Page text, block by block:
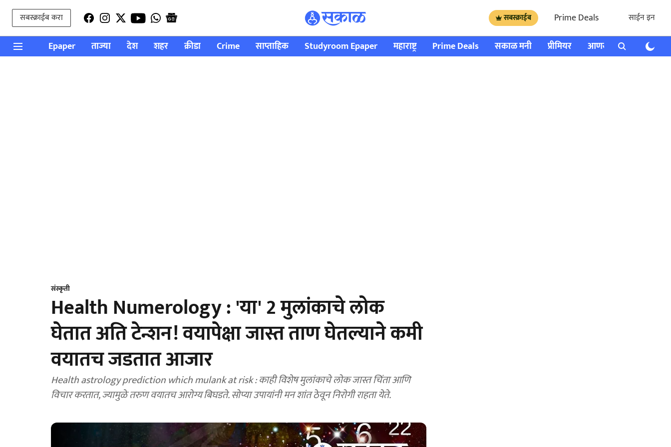
सबस्क्राईब करा सबस्क्राईब Prime Deals साईन इन
Epaper ताज्या देश शहर क्रीडा Crime साप्ताहिक Studyroom Epaper महाराष्ट्र Prime Deals सकाळ मनी प्रीमियर आणखी राशी भविष्य
संस्कृती
Health Numerology : 'या' 2 मुलांकाचे लोक
घेतात अति टेन्शन! वयापेक्षा जास्त ताण घेतल्याने कमी
वयातच जडतात आजार
Health astrology prediction which mulank at risk : काही विशेष मुलांकाचे लोक जास्त चिंता आणि
विचार करतात, ज्यामुळे तरुण वयातच आरोग्य बिघडते. सोप्या उपायांनी मन शांत ठेवून निरोगी राहता येते.